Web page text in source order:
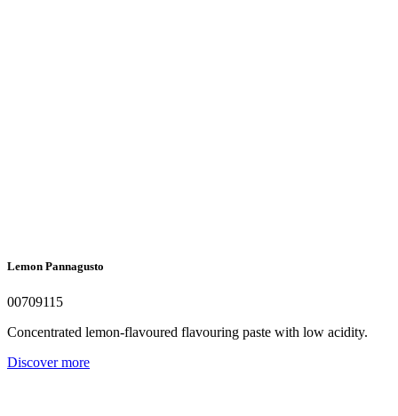
Lemon Pannagusto
00709115
Concentrated lemon-flavoured flavouring paste with low acidity.
Discover more